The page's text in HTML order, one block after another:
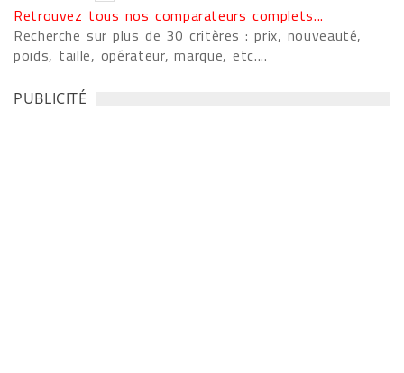
Retrouvez tous nos comparateurs complets...
Recherche sur plus de 30 critères : prix, nouveauté,
poids, taille, opérateur, marque, etc....
PUBLICITÉ